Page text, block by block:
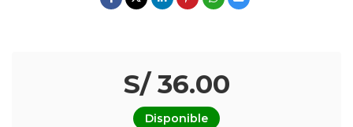
S/ 36.00
Disponible